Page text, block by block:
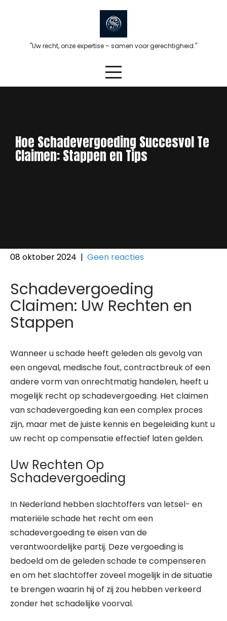
"Uw recht, onze expertise – samen voor gerechtigheid."
Hoe Schadevergoeding Succesvol Te
Claimen: Stappen en Tips
08 oktober 2024 | Geen reacties
Schadevergoeding
Claimen: Uw Rechten en
Stappen
Wanneer u schade heeft geleden als gevolg van
een ongeval, medische fout, contractbreuk of een
andere vorm van onrechtmatig handelen, heeft u
mogelijk recht op schadevergoeding. Het claimen
van schadevergoeding kan een complex proces
zijn, maar met de juiste kennis en begeleiding kunt u
uw recht op compensatie effectief laten gelden.
Uw Rechten Op
Schadevergoeding
In Nederland hebben slachtoffers van letsel- en
materiële schade het recht om een
schadevergoeding te eisen van de
verantwoordelijke partij. Deze vergoeding is
bedoeld om de geleden schade te compenseren
en om het slachtoffer zoveel mogelijk in de situatie
te brengen waarin hij of zij zou hebben verkeerd
zonder het schadelijke voorval.